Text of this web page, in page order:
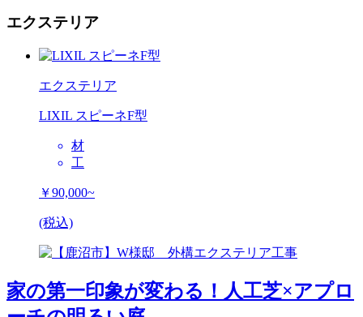
エクステリア
エクステリア
LIXIL スピーネF型
材
工
￥90,000~
(税込)
家の第一印象が変わる！人工芝×アプロ